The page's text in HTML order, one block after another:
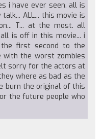
i have ever seen. all is
ALL... this movie is
T... at the most. all
is off in this movie... i
first second to the
with the worst zombies
sorry for the actors at
where as bad as the
burn the original of this
the future people who